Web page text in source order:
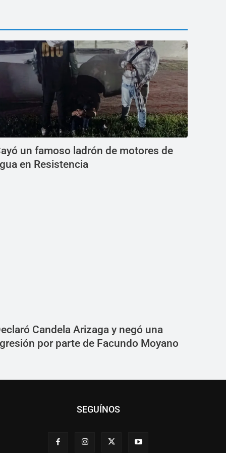
un famoso ladrón de motores de
en Resistencia
Candela Arizaga y negó una
por parte de Facundo Moyano
SEGUÍNOS